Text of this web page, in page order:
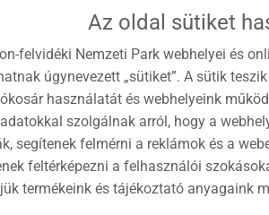
az oldal alján, vagy IDE kattintva
online vásárlásra alkalmas
kód (sms-kód) leolvasásához (a
Kártyakód), név, e-mail cím,
adószám (ha van).
szóló és megfelelő
Az oldal sütiket
felvidéki Nemzeti Park webhelyei és
úgynevezett „sütiket”. A sütik
használatát és webhelyeink
szolgálnak arról, hogy a
segítenek felmérni a reklámok és a
feltérképezni a felhasználói
termékeink és tájékoztató anyagaink